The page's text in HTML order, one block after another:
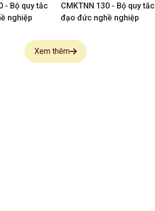
- Bộ quy tắc
nghiệp
CMKTNN 130 - Bộ quy tắc
đạo đức nghề nghiệp
Xem thêm